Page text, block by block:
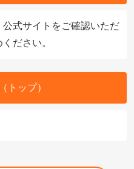
式サイトをご確認いただ
ださい。
トップ）